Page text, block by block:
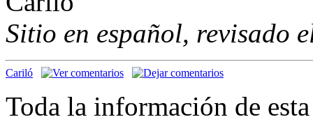
Sitio en español, revisado
Cariló
Toda la información de